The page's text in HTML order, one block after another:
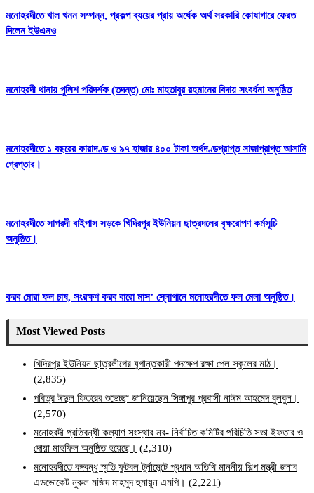
মনোহরদীতে খাল খনন সম্পন্ন, প্রকল্প ব্যয়ের প্রায় অর্ধেক অর্থ সরকারি কোষাগারে ফেরত
দিলেন ইউএনও
মনোহরদী থানায় পুলিশ পরিদর্শক (তদন্ত) মোঃ মাহতাবুর রহমানের বিদায় সংবর্ধনা অনুষ্ঠিত
মনোহরদীতে ১ বছরের কারাদণ্ড ও ৯৭ হাজার ৪০০ টাকা অর্থদণ্ডপ্রাপ্ত সাজাপ্রাপ্ত আসামি
গ্রেপ্তার।
মনোহরদীতে সাগরদী বাইপাস সড়কে খিদিরপুর ইউনিয়ন ছাত্রদলের বৃক্ষরোপণ কর্মসূচি
অনুষ্ঠিত।
করব মোরা ফল চাষ, সংরক্ষণ করব বারো মাস’ স্লোগানে মনোহরদীতে ফল মেলা অনুষ্ঠিত।
Most Viewed Posts
খিদিরপুর ইউনিয়ন ছাত্রলীগের যুগান্তকারী পদক্ষেপ রক্ষা পেল স্কুলের মাঠ।
(2,835)
পবিত্র ঈদুল ফিতরের শুভেচ্ছা জানিয়েছেন সিঙ্গাপুর প্রবাসী নাঈম আহমেদ বুলবুল।
(2,570)
মনোহরদী প্রতিবন্ধী কল্যাণ সংস্থার নব- নির্বাচিত কমিটির পরিচিতি সভা ইফতার ও
দোয়া মাহফিল অনুষ্ঠিত হয়েছে। (2,310)
মনোহরদীতে বঙ্গবন্ধু স্মৃতি ফুটবল টুর্নামেন্টে প্রধান অতিথি মাননীয় শিল্প মন্ত্রী জনাব
এডভোকেট নুরুল মজিদ মাহমুদ হুমায়ূন এমপি। (2,221)